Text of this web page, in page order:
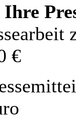
€